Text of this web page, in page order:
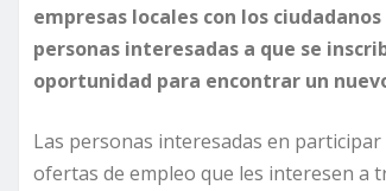
empresas locales con los ciudadanos
personas interesadas a que se
oportunidad para encontrar un
Las personas interesadas en
ofertas de empleo que les interesen a